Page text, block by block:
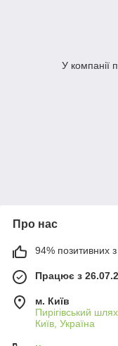
У компанії
Про нас
94% позитивних з
Працює з
м. Київ
Пирігівський
Київ, Україна